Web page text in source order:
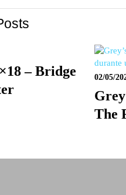
– Bridge
02/05/
The